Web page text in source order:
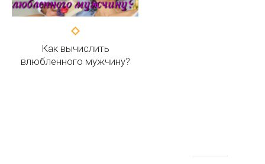
Как вычислить
влюбленного мужчину?